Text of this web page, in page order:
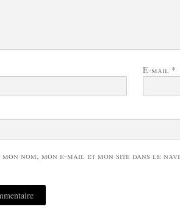
E-mail *
nom, mon e-mail et mon site dans le